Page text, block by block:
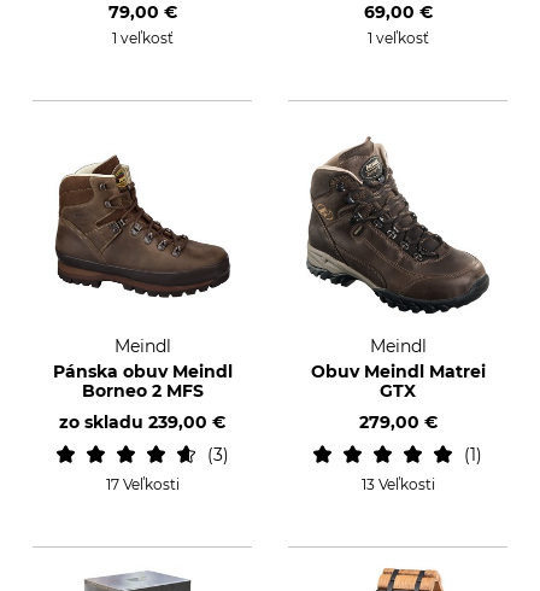
79,00 €
1 veľkosť
69,00 €
1 veľkosť
Meindl
Pánska obuv Meindl
Borneo 2 MFS
zo skladu 239,00 €
3
17 Veľkosti
Meindl
Obuv Meindl Matrei
GTX
279,00 €
1
13 Veľkosti